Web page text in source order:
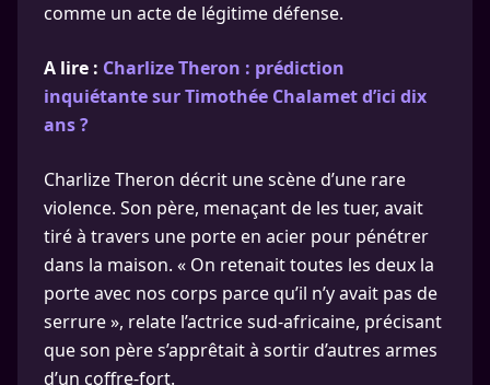
comme un acte de légitime défense.
A lire : Charlize Theron : prédiction
inquiétante sur Timothée Chalamet d’ici dix
ans ?
Charlize Theron décrit une scène d’une rare
violence. Son père, menaçant de les tuer, avait
tiré à travers une porte en acier pour pénétrer
dans la maison. « On retenait toutes les deux la
porte avec nos corps parce qu’il n’y avait pas de
serrure », relate l’actrice sud-africaine, précisant
que son père s’apprêtait à sortir d’autres armes
d’un coffre-fort.